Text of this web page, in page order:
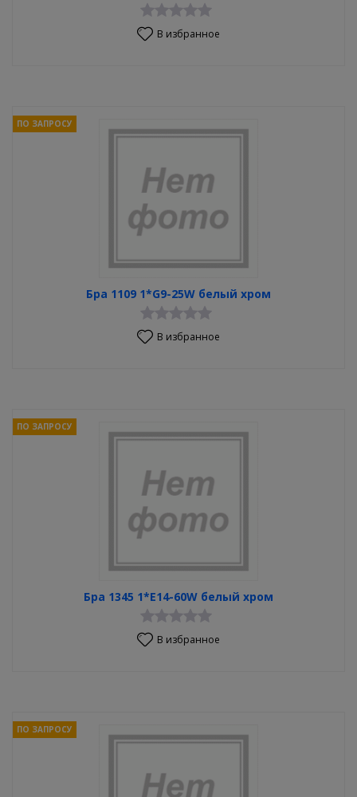
В избранное
Бра 1109 1*G9-25W белый хром
ПО ЗАПРОСУ
В избранное
Бра 1345 1*E14-60W белый хром
ПО ЗАПРОСУ
В избранное
ПО ЗАПРОСУ